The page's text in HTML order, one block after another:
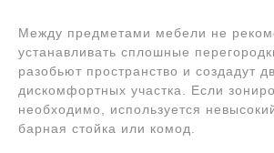
Между предметами мебели не
устанавливать сплошные
разобьют пространство и создадут
дискомфортных участка. Если
необходимо, используется
барная стойка или комод.